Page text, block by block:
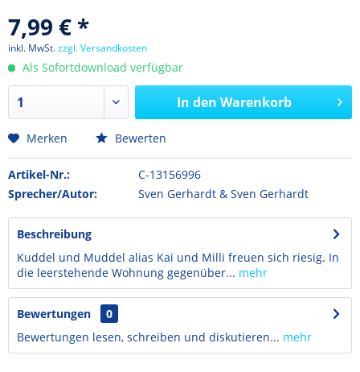
7,99 € *
inkl. MwSt.zzgl. Versandkosten
Als Sofortdownload verfügbar
In den Warenkorb
Merken Bewerten
Artikel-Nr.:
C-13156996
Sprecher/Autor:
Sven Gerhardt & Sven Gerhardt
Beschreibung
Kuddel und Muddel alias Kai und Milli freuen sich riesig. In
die leerstehende Wohnung gegenüber... mehr
Bewertungen
0
Bewertungen lesen, schreiben und diskutieren... mehr